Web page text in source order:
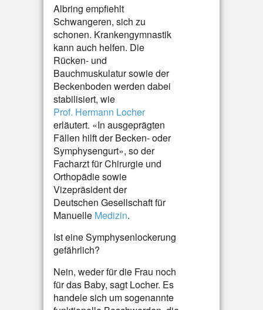
Albring empfiehlt
Schwangeren, sich zu
schonen. Krankengymnastik
kann auch helfen. Die
Rücken- und
Bauchmuskulatur sowie der
Beckenboden werden dabei
stabilisiert, wie
Prof. Hermann Locher
erläutert. «In ausgeprägten
Fällen hilft der Becken- oder
Symphysengurt», so der
Facharzt für Chirurgie und
Orthopädie sowie
Vizepräsident der
Deutschen Gesellschaft für
Manuelle Medizin.
Ist eine Symphysenlockerung
gefährlich?
Nein, weder für die Frau noch
für das Baby, sagt Locher. Es
handele sich um sogenannte